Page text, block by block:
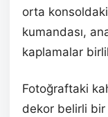
orta
kumandası,
kaplamalar
Fotoğraftaki
dekor belirli bir